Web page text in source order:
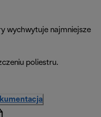
wychwytuje najmniejsze
poliestru.